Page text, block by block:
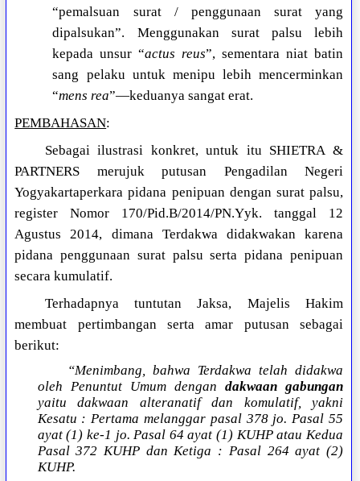
“pemalsuan surat / penggunaan surat yang
dipalsukan”. Menggunakan surat palsu lebih
kepada unsur “actus reus”, sementara niat batin
sang pelaku untuk menipu lebih mencerminkan
“mens rea”—keduanya sangat erat.
PEMBAHASAN:
Sebagai ilustrasi konkret, untuk itu SHIETRA &
PARTNERS merujuk putusan Pengadilan Negeri
Yogyakartaperkara pidana penipuan dengan surat palsu,
register Nomor 170/Pid.B/2014/PN.Yyk. tanggal 12
Agustus 2014, dimana Terdakwa didakwakan karena
pidana penggunaan surat palsu serta pidana penipuan
secara kumulatif.
Terhadapnya tuntutan Jaksa, Majelis Hakim
membuat pertimbangan serta amar putusan sebagai
berikut:
“Menimbang, bahwa Terdakwa telah didakwa
oleh Penuntut Umum dengan dakwaan gabungan
yaitu dakwaan alteranatif dan komulatif, yakni
Kesatu : Pertama melanggar pasal 378 jo. Pasal 55
ayat (1) ke-1 jo. Pasal 64 ayat (1) KUHP atau Kedua
Pasal 372 KUHP dan Ketiga : Pasal 264 ayat (2)
KUHP.